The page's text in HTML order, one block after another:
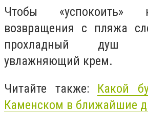
Чтобы «успокоить»
возвращения с пляжа
прохладный душ
увлажняющий крем.
Читайте также: Какой
Каменском в ближайшие